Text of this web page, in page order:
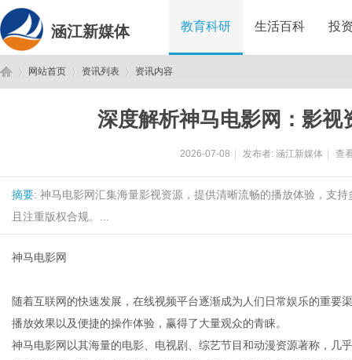
涵江新媒体 教育科研 生活百科 投
网站首页 资讯列表 资讯内容
深度解析神马电影网：影视
2026-07-08 发布者: 涵江新媒体 查
摘要: 神马电影网汇集海量影视资源，提供清晰流畅的播放体验，支
且注重版权合规。...
神马电影网
随着互联网的快速发展，在线视频平台逐渐成为人们日常娱乐的重要
播放效果以及便捷的操作体验，赢得了大量观众的青睐。
神马电影网以其海量的电影、电视剧、综艺节目和动漫资源著称，几